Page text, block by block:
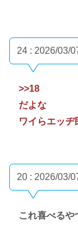
24 : 2026/03/
>>18
だよな
ワイらエッヂ
20 : 2026/03/
これ喜べるや